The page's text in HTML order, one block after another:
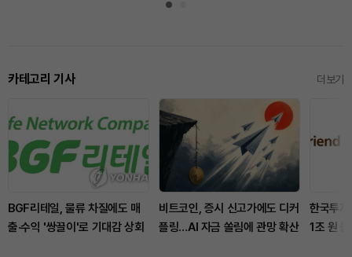
카테고리 기사 더보기
BGF리테일, 물류 차질에도 매
출·수익 '쌍끌이'로 기대감 상회
비트코인, 증시 신고가에도 디커
플링…AI 자금 쏠림에 관망 확산
한국투
1조 원